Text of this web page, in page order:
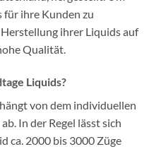
für ihre Kunden zu
ihrer Liquids auf
Qualität.
Liquids?
von dem individuellen
In der Regel lässt sich
ca. 2000 bis 3000 Züge